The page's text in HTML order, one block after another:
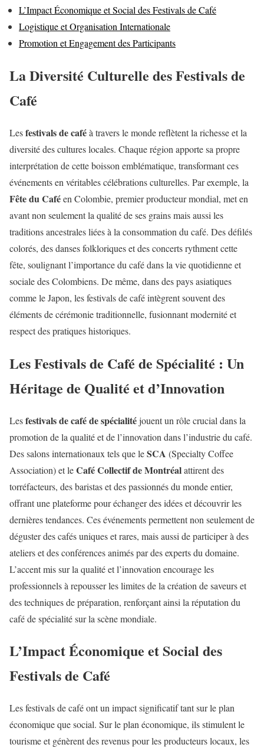
L’Impact Économique et Social des Festivals de Café
Logistique et Organisation Internationale
Promotion et Engagement des Participants
La Diversité Culturelle des Festivals de
Café
Lesfestivals de caféà travers le monde reflètent la richesse et la
diversité des cultures locales. Chaque région apporte sa propre
interprétation de cette boisson emblématique, transformant ces
événements en véritables célébrations culturelles. Par exemple, la
Fête du Caféen Colombie, premier producteur mondial, met en
avant non seulement la qualité de ses grains mais aussi les
traditions ancestrales liées à la consommation du café. Des défilés
colorés, des danses folkloriques et des concerts rythment cette
fête, soulignant l’importance du café dans la vie quotidienne et
sociale des Colombiens. De même, dans des pays asiatiques
comme le Japon, les festivals de café intègrent souvent des
éléments de cérémonie traditionnelle, fusionnant modernité et
respect des pratiques historiques.
Les Festivals de Café de Spécialité : Un
Héritage de Qualité et d’Innovation
Lesfestivals de café de spécialitéjouent un rôle crucial dans la
promotion de la qualité et de l’innovation dans l’industrie du café.
Des salons internationaux tels que leSCA (Specialty Coffee
Association) et leCafé Collectif de Montréalattirent des
torréfacteurs, des baristas et des passionnés du monde entier,
offrant une plateforme pour échanger des idées et découvrir les
dernières tendances. Ces événements permettent non seulement de
déguster des cafés uniques et rares, mais aussi de participer à des
ateliers et des conférences animés par des experts du domaine.
L’accent mis sur la qualité et l’innovation encourage les
professionnels à repousser les limites de la création de saveurs et
des techniques de préparation, renforçant ainsi la réputation du
café de spécialité sur la scène mondiale.
L’Impact Économique et Social des
Festivals de Café
Les festivals de café ont un impact significatif tant sur le plan
économique que social. Sur le plan économique, ils stimulent le
tourisme et génèrent des revenus pour les producteurs locaux, les